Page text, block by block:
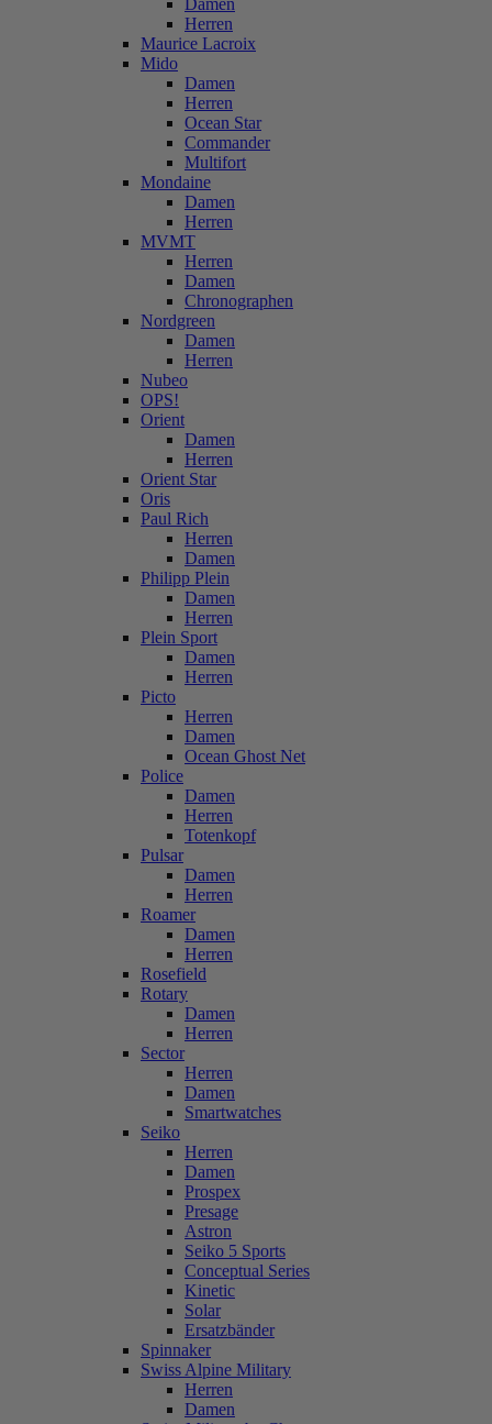
Damen
Herren
Maurice Lacroix
Mido
Damen
Herren
Ocean Star
Commander
Multifort
Mondaine
Damen
Herren
MVMT
Herren
Damen
Chronographen
Nordgreen
Damen
Herren
Nubeo
OPS!
Orient
Damen
Herren
Orient Star
Oris
Paul Rich
Herren
Damen
Philipp Plein
Damen
Herren
Plein Sport
Damen
Herren
Picto
Herren
Damen
Ocean Ghost Net
Police
Damen
Herren
Totenkopf
Pulsar
Damen
Herren
Roamer
Damen
Herren
Rosefield
Rotary
Damen
Herren
Sector
Herren
Damen
Smartwatches
Seiko
Herren
Damen
Prospex
Presage
Astron
Seiko 5 Sports
Conceptual Series
Kinetic
Solar
Ersatzbänder
Spinnaker
Swiss Alpine Military
Herren
Damen